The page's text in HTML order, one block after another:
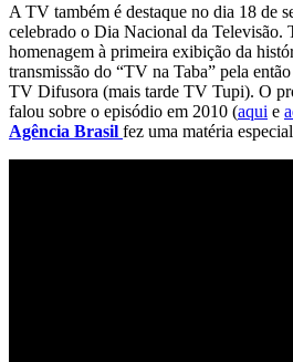
A TV também é destaque no dia 18 de
celebrado o Dia Nacional da Televisão.
homenagem à primeira exibição da
transmissão do “TV na Taba” pela
TV Difusora (mais tarde TV Tupi). O
falou sobre o episódio em 2010 (aqui e
Agência Brasil fez uma matéria